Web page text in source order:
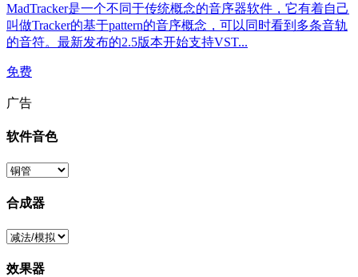
MadTracker是一个不同于传统概念的音序器软件，它有着自己
叫做Tracker的基于pattern的音序概念，可以同时看到多条音轨
的音符。最新发布的2.5版本开始支持VST...
免费
广告
软件音色
合成器
效果器